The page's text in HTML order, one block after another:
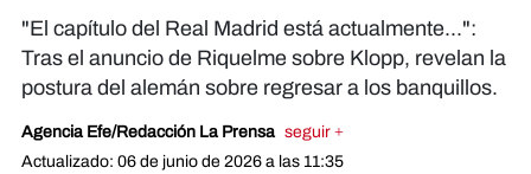
"El capítulo del Real Madrid está actualmente...":
Tras el anuncio de Riquelme sobre Klopp, revelan la
postura del alemán sobre regresar a los banquillos.
Agencia Efe/Redacción La Prensa seguir +
Actualizado: 06 de junio de 2026 a las 11:35